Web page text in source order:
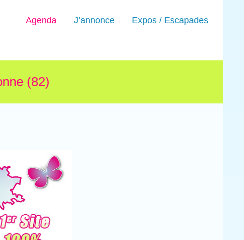
Agenda J’annonce Expos / Escapades
(82)